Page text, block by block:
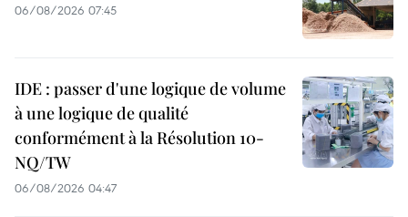
06/08/2026 07:45
IDE : passer d'une logique de volume
à une logique de qualité
conformément à la Résolution 10-
NQ/TW
06/08/2026 04:47